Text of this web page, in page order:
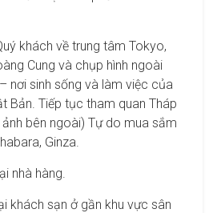
khách về trung tâm Tokyo,
Cung và chụp hình ngoài
nơi sinh sống và làm việc của
Bản. Tiếp tục tham quan Tháp
bên ngoài) Tự do mua sắm
Ginza.
nhà hàng.
sạn ở gần khu vực sân